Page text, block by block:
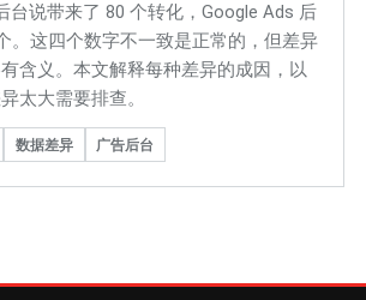
台说带来了 80 个转化，Google Ads 后
。这四个数字不一致是正常的，但差异
含义。本文解释每种差异的成因，以
太大需要排查。
数据差异 广告后台